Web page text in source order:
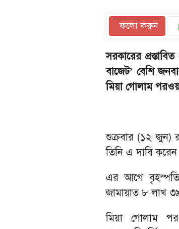
ফলো করুন
সরকারের
বাজেট’ বেশি
মিয়া গোলাম
শুক্রবার (১২ জুন)
তিনি এ দাবি
এর আগে
জামায়াত ৮ লাখ
মিয়া গোলাম